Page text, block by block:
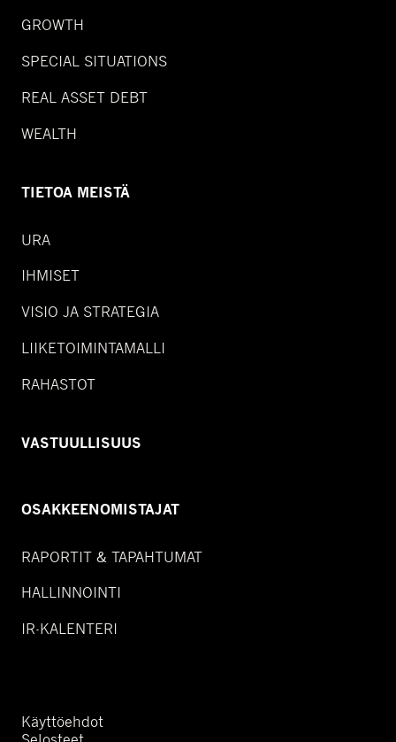
GROWTH
SPECIAL SITUATIONS
REAL ASSET DEBT
WEALTH
TIETOA MEISTÄ
URA
IHMISET
VISIO JA STRATEGIA
LIIKETOIMINTAMALLI
RAHASTOT
VASTUULLISUUS
OSAKKEENOMISTAJAT
RAPORTIT & TAPAHTUMAT
HALLINNOINTI
IR-KALENTERI
Käyttöehdot